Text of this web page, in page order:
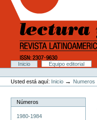
Cambiar
contenido.
navegación
Secciones
Inicio
Equipo editorial
Herramientas
Personales
Usted está aquí: Inicio → Numeros
Números
1980-1984